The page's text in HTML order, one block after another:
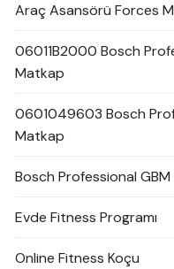
Araç Asansörü Forces
06011B2000 Bosch
Matkap
0601049603 Bosch
Matkap
Bosch Professional
Evde Fitness Programı
Online Fitness Koçu